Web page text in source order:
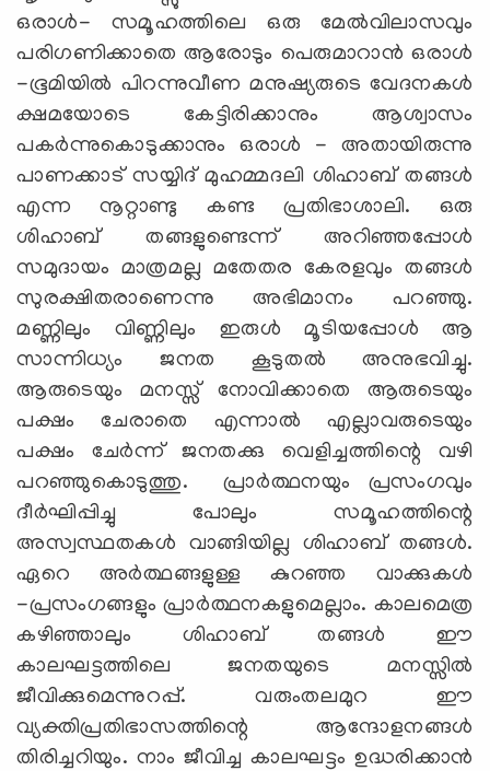
ഒരാള്‍- സമൂഹത്തിലെ ഒരു മേല്‍വിലാസവും
പരിഗണിക്കാതെ ആരോടും പെരുമാറാന്‍ ഒരാള്‍
-ഭൂമിയില്‍ പിറന്നുവീണ മനുഷ്യരുടെ വേദനകള്‍
ക്ഷമയോടെ കേട്ടിരിക്കാനും ആശ്വാസം
പകര്‍ന്നുകൊടുക്കാനും ഒരാള്‍ - അതായിരുന്നു
പാണക്കാട് സയ്യിദ് മുഹമ്മദലി ശിഹാബ് തങ്ങള്‍
എന്ന നൂറ്റാണ്ടു കണ്ട പ്രതിഭാശാലി. ഒരു
ശിഹാബ് തങ്ങളുണ്ടെന്ന് അറിഞ്ഞപ്പോള്‍
സമുദായം മാത്രമല്ല മതേതര കേരളവും തങ്ങള്‍
സുരക്ഷിതരാണെന്നു അഭിമാനം പറഞ്ഞു.
മണ്ണിലും വിണ്ണിലും ഇരുള്‍ മൂടിയപ്പോള്‍ ആ
സാന്നിധ്യം ജനത കൂടുതല്‍ അനുഭവിച്ചു.
ആരുടെയും മനസ്സ് നോവിക്കാതെ ആരുടെയും
പക്ഷം ചേരാതെ എന്നാല്‍ എല്ലാവരുടെയും
പക്ഷം ചേര്‍ന്ന് ജനതക്കു വെളിച്ചത്തിന്റെ വഴി
പറഞ്ഞുകൊടുത്തു. പ്രാര്‍ത്ഥനയും പ്രസംഗവും
ദീര്‍ഘിപ്പിച്ചു പോലും സമൂഹത്തിന്റെ
അസ്വസ്ഥതകള്‍ വാങ്ങിയില്ല ശിഹാബ് തങ്ങള്‍.
ഏറെ അര്‍ത്ഥങ്ങളുള്ള കുറഞ്ഞ വാക്കുകള്‍
-പ്രസംഗങ്ങളും പ്രാര്‍ത്ഥനകളുമെല്ലാം. കാലമെത്ര
കഴിഞ്ഞാലും ശിഹാബ് തങ്ങള്‍ ഈ
കാലഘട്ടത്തിലെ ജനതയുടെ മനസ്സില്‍
ജീവിക്കുമെന്നുറപ്പ്. വരുംതലമുറ ഈ
വ്യക്തിപ്രതിഭാസത്തിന്റെ ആന്ദോളനങ്ങള്‍
തിരിച്ചറിയും. നാം ജീവിച്ച കാലഘട്ടം ഉദ്ധരിക്കാന്‍